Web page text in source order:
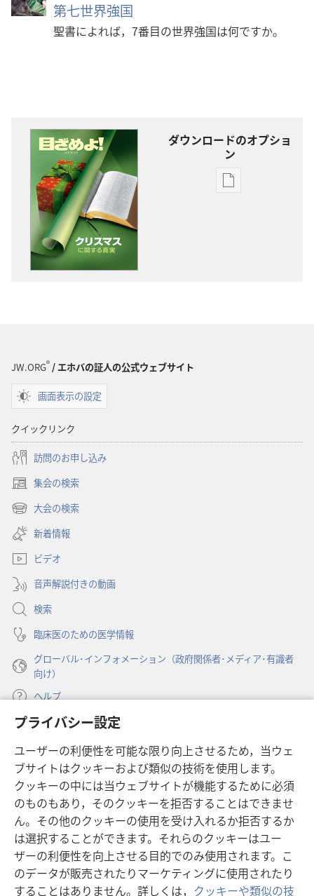
プライバシー設定
ユーザーの利便性を可能な限り向上させるため，当ウェ
ブサイトはクッキーおよび類似の技術を使用します。
クッキーの中には当ウェブサイトが機能するために必須
のものもあり，そのクッキーを拒否することはできませ
ん。その他のクッキーの使用を受け入れるか拒否するか
は選択することができます。それらのクッキーはユー
ザーの利便性を向上させる目的でのみ使用されます。こ
のデータが販売されたりマーケティングに使用されたり
することはありません。詳しくは， クッキーや類似の技
第七世界強国
聖書によれば，7番目の世界強国は何ですか。
ダウンロードのオプショ
ン
出
JW.ORG® / エホバの証人の公式ウェブサイト
画面表示の設定
クイックリンク
訪問のお申し込み
集会の検索
（新
し
タ
で
開
く）
大会の検索
（新
し
い
タ
ブ
で
開
く）
新着情報
ビデオ
音声解説付きの動画
検索
臨床医のための医学情報
グローバル･インフォメーション（政府関係者･メディア･有識者
向け）
ヘルプ
寄付
し
い
タ
ブ
で
開
く）
ものみの塔 オンライン・ライブラリー
（新
し
い
タ
ブ
で
開
く）
JW Hub ®
（新
し
い
タ
ブ
で
JW Library ®
Watchtower Library®